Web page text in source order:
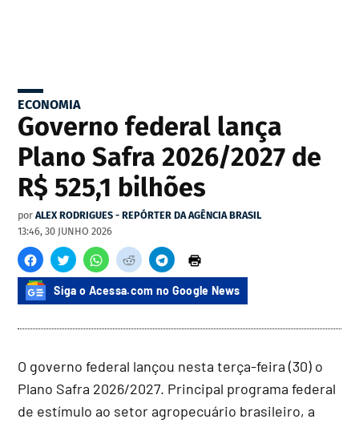
ECONOMIA
Governo federal lança
Plano Safra 2026/2027 de
R$ 525,1 bilhões
por ALEX RODRIGUES - REPÓRTER DA AGÊNCIA BRASIL
13:46, 30 JUNHO 2026
Siga o Acessa.com no Google News
O governo federal lançou nesta terça-feira (30) o
Plano Safra 2026/2027. Principal programa federal
de estímulo ao setor agropecuário brasileiro, a